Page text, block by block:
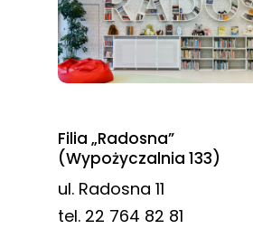
Filia „Radosna”
(Wypożyczalnia 133)
ul. Radosna 11
tel. 22 764 82 81